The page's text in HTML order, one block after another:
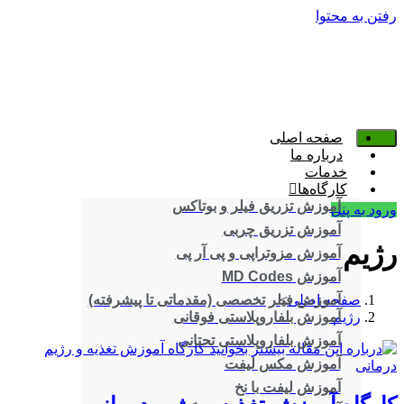
رفتن به محتوا
صفحه اصلی
درباره ما
خدمات
کارگاه‌ها
آموزش تزریق فیلر و بوتاکس
آموزش تزریق چربی
آموزش مزوتراپی و پی آر پی
آموزش MD Codes
آموزش فیلر تخصصی (مقدماتی تا پیشرفته)
آموزش بلفاروپلاستی فوقانی
آموزش بلفاروپلاستی تحتانی
آموزش مکس لیفت
آموزش لیفت با نخ
ورود به پنل
رژیم
صفحه اصلی>
رژیم